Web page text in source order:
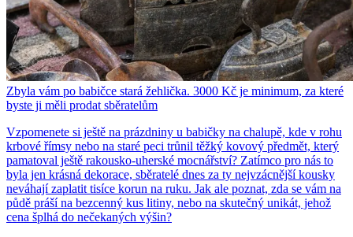
Zbyla vám po babičce stará žehlička. 3000 Kč je minimum, za které
byste ji měli prodat sběratelům
Vzpomenete si ještě na prázdniny u babičky na chalupě, kde v rohu
krbové římsy nebo na staré peci trůnil těžký kovový předmět, který
pamatoval ještě rakousko-uherské mocnářství? Zatímco pro nás to
byla jen krásná dekorace, sběratelé dnes za ty nejvzácnější kousky
neváhají zaplatit tisíce korun na ruku. Jak ale poznat, zda se vám na
půdě práší na bezcenný kus litiny, nebo na skutečný unikát, jehož
cena šplhá do nečekaných výšin?